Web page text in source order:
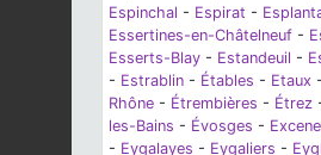
Espinchal - Espirat -
Essertines-en-Châtelneuf -
Esserts-Blay - Estandeuil -
- Estrablin - Étables - Etaux -
Rhône - Étrembières - Étrez
les-Bains - Évosges -
- Eygalayes - Eygaliers -